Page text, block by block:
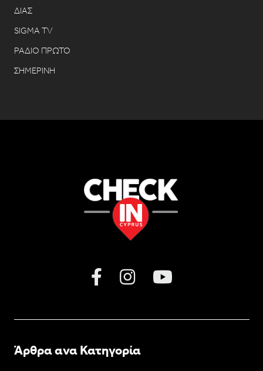
ΔΙΑΣ
SIGMA TV
ΡΑΔΙΟ ΠΡΩΤΟ
ΣΗΜΕΡΙΝΗ
Άρθρα ανα Κατηγορία